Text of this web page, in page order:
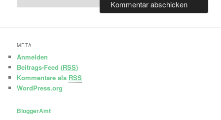
META
Anmelden
Beitrags-Feed (RSS)
Kommentare als RSS
WordPress.org
BloggerAmt